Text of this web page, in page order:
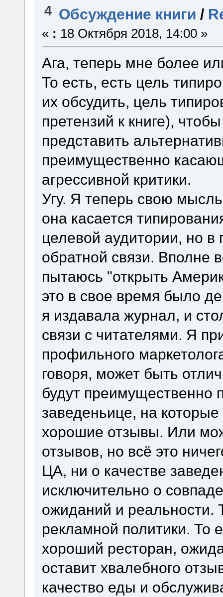
4 Обсуждение книги /
« : 18 Октября 2018, 14:00 »
Ага, теперь мне более
То есть, есть цель
их обсудить, цель
претензий к книге),
представить
преимущественно
агрессивной критики.
Угу. Я теперь свою
она касается
целевой аудитории, но в
обратной связи. Вполне
пытаюсь "открыть
это в свое время было
я издавала журнал, и
связи с читателями. Я
профильного
говоря, может быть
будут преимущественно
заведеньице, на
хорошие отзывы. Или
отзывов, но всё это
ЦА, ни о качестве
исключительно о
ожиданий и реальности.
рекламной политики. То
хороший ресторан,
оставит хвалебного
качество еды и